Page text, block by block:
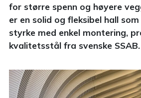
for større spenn og høyere
er en solid og fleksibel hall
styrke med enkel montering,
kvalitetsstål fra svenske SSAB.